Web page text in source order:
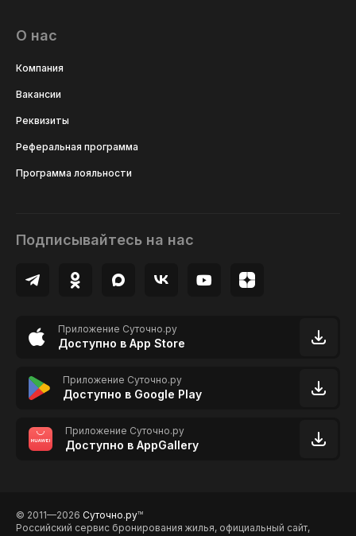
О нас
Компания
Вакансии
Реквизиты
Реферальная программа
Программа лояльности
Подписывайтесь на нас
Приложение Суточно.ру
Доступно в App Store
Приложение Суточно.ру
Доступно в Google Play
Приложение Суточно.ру
Доступно в AppGallery
© 2011—2026 Суточно.руTM
Российский сервис бронирования жилья, официальный сайт,